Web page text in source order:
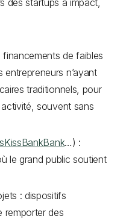
financements de faibles
n’ayant
traditionnels, pour
souvent sans
…) :
le grand public soutient
: dispositifs
remporter des